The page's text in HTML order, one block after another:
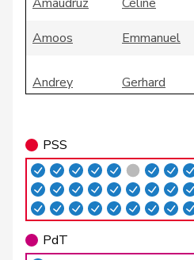
Amoos
Emmanuel
Andrey Gerhard
Badertscher Christine
Badran Jacqueline
Barrile
Angelo
PSS
PdT